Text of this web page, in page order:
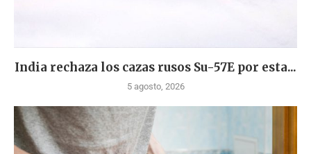
India rechaza los cazas rusos Su-57E por esta...
5 agosto, 2026